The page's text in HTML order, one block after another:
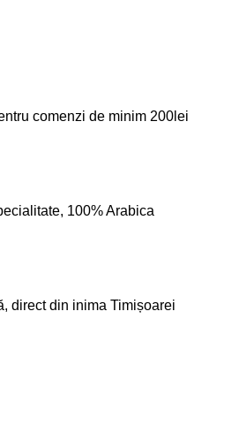
comenzi de minim 200lei
100% Arabica
direct din inima Timișoarei